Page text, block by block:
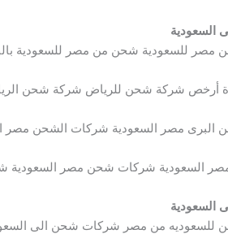
السعودية
للسعودية شحن من مصر للسعودية
أرخص شركة شحن للرياض شركة شحن
البرى مصر السعودية شركات الشحن مصر
السعودية شركات شحن مصر السعودية
السعودية
للسعوديه من مصر شركات شحن الى